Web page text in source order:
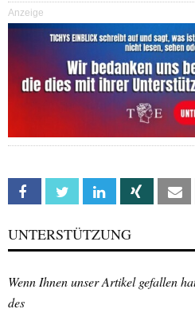
Anzeige
Facebook Twitter Linkedin Xing
UNTERSTÜTZUNG
Wenn Ihnen unser Artikel gefallen
des